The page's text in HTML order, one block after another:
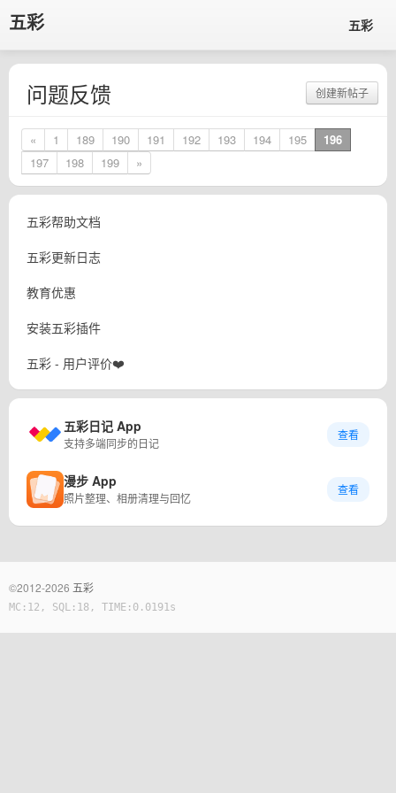
五彩 五彩
创建新帖子
问题反馈
« 1 189 190 191 192 193 194 195
196
197
198 199 »
五彩帮助文档
五彩更新日志
教育优惠
安装五彩插件
五彩 - 用户评价❤️
五彩日记 App
支持多端同步的日记
查看
漫步 App
照片整理、相册清理与回忆
查看
©2012-2026 五彩
MC:12, SQL:18, TIME:0.0191s